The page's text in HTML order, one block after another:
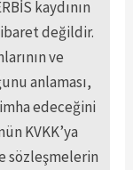
kaydının
değildir.
ve
anlaması,
edeceğini
KVKK’ya
sözleşmelerin